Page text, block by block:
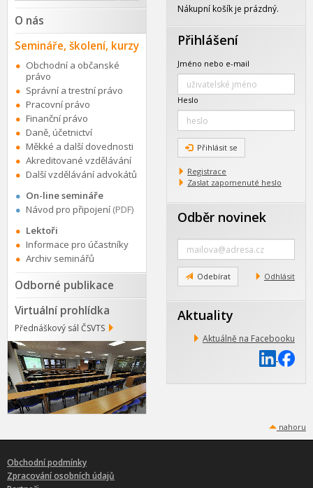
webu
O nás
Semináře, školení, kurzy
Obchodní a občanské
právo
Správní a trestní právo
Pracovní právo
Finanční právo
Daně, účetnictví
Měkké a další dovednosti
Akreditované vzdělávání
Další vzdělávání advokátů
On-line semináře
Návod pro připojení (PDF)
Lektoři
Informace pro účastníky
Archiv seminářů
Odborné publikace
Virtuální prohlídka
Přednáškový sál ČSVTS
Nákupní košík je prázdný.
Přihlášení
Jméno nebo e-mail
Heslo
Přihlásit se
Registrace
Zaslat zapomenuté heslo
Odběr novinek
Zadejte
mail
Odebírat Odhlásit
Aktuality
Aktuálně na Facebooku
nahoru
Obchodní podmínky
Zpracování osobních údajů